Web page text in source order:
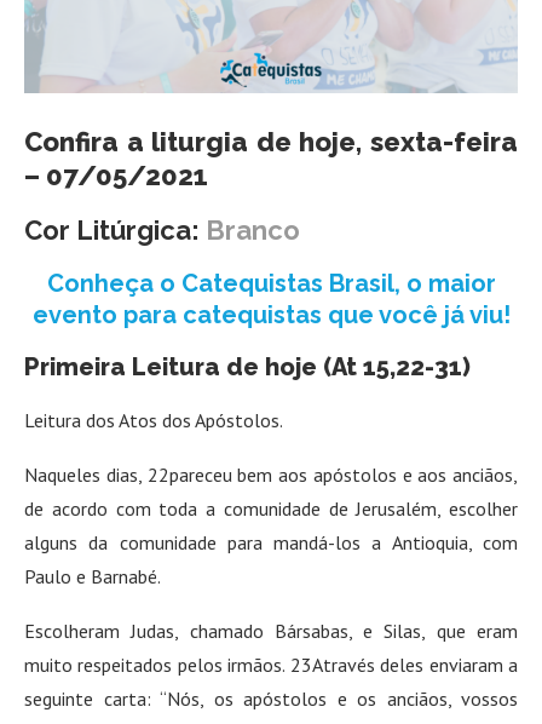
Confira a liturgia de hoje, sexta-feira
– 07/05/2021
Cor Litúrgica: Branco
Conheça o Catequistas Brasil, o maior
evento para catequistas que você já viu!
Primeira Leitura de hoje (At 15,22-31)
Leitura dos Atos dos Apóstolos.
Naqueles dias, 22pareceu bem aos apóstolos e aos anciãos,
de acordo com toda a comunidade de Jerusalém, escolher
alguns da comunidade para mandá-los a Antioquia, com
Paulo e Barnabé.
Escolheram Judas, chamado Bársabas, e Silas, que eram
muito respeitados pelos irmãos. 23Através deles enviaram a
seguinte carta: “Nós, os apóstolos e os anciãos, vossos